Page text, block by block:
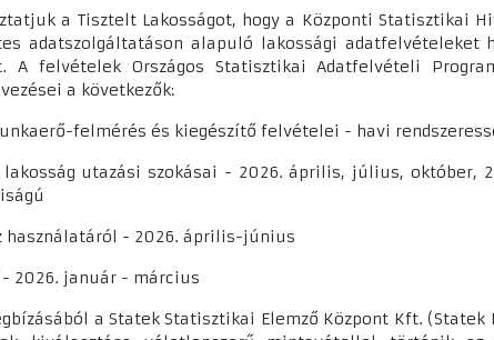
a Tisztelt Lakosságot, hogy a Központi Statisztikai
adatszolgáltatáson alapuló lakossági adatfelvételeket
A felvételek Országos Statisztikai Adatfelvételi
a következők:
felmérés és kiegészítő felvételei - havi
lakosság utazási szokásai - 2026. április, július, október,
használatáról - 2026. április-június
2026. január - március
a Statek Statisztikai Elemző Központ Kft.